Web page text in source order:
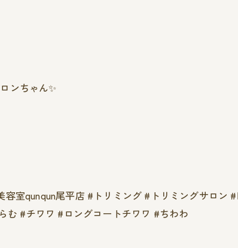
ンちゃん✨
室qunqun尾平店 #トリミング #トリミングサロン
む #チワワ #ロングコートチワワ #ちわわ